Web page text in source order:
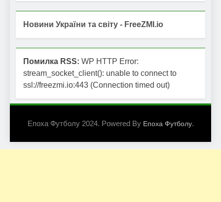
Новини України та світу - FreeZMI.io
Помилка RSS: WP HTTP Error:
stream_socket_client(): unable to connect to
ssl://freezmi.io:443 (Connection timed out)
Епоха Футболу 2024. Powered By Епоха Футболу.